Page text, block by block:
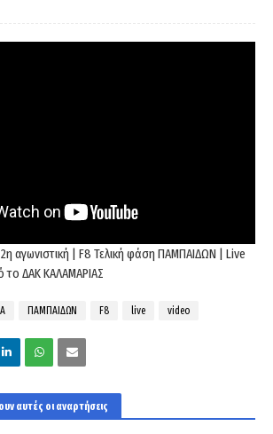
αγωνιστική | F8 Τελική φάση ΠΑΜΠΑΙΔΩΝ | Live
ΔΑΚ ΚΑΛΑΜΑΡΙΑΣ
ΠΑΜΠΑΙΔΩΝ F8 live video
αυτές οι αναρτήσεις